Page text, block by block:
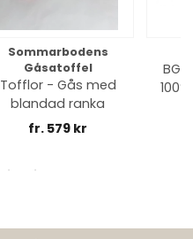
Sommarbodens
Gåsatoffel
Tofflor - Gås med
blandad ranka
fr. 579 kr